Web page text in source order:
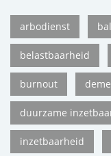
arbodienst
belastbaarheid
burnout
duurzame
inzetbaarheid